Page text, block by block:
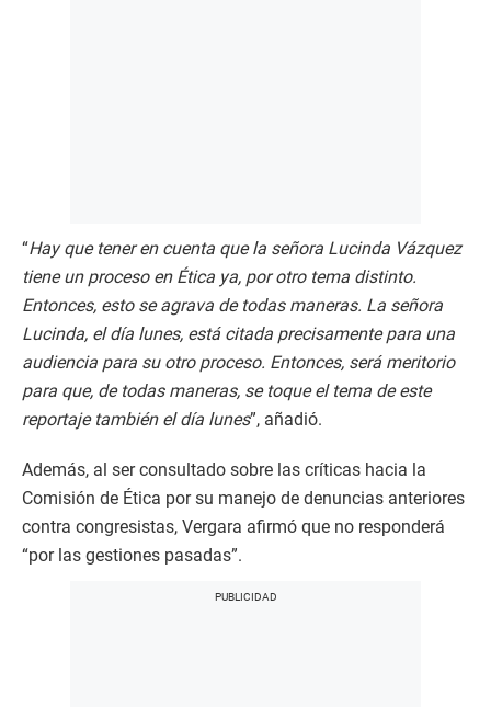
“Hay que tener en cuenta que la señora Lucinda Vázquez
tiene un proceso en Ética ya, por otro tema distinto.
Entonces, esto se agrava de todas maneras. La señora
Lucinda, el día lunes, está citada precisamente para una
audiencia para su otro proceso. Entonces, será meritorio
para que, de todas maneras, se toque el tema de este
reportaje también el día lunes”, añadió.
Además, al ser consultado sobre las críticas hacia la
Comisión de Ética por su manejo de denuncias anteriores
contra congresistas, Vergara afirmó que no responderá
“por las gestiones pasadas”.